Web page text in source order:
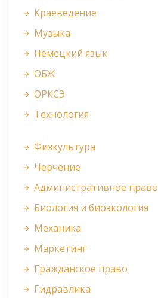
Краеведение
Музыка
Немецкий язык
ОБЖ
ОРКСЭ
Технология
Физкультура
Черчение
Административное право
Биология и биоэкология
Механика
Маркетинг
Гражданское право
Гидравлика